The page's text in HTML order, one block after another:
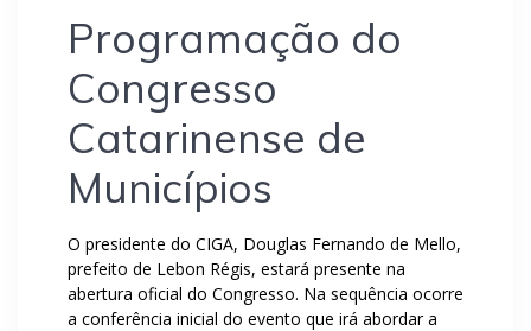
Programação do
Congresso
Catarinense de
Municípios
O presidente do CIGA, Douglas Fernando de Mello,
prefeito de Lebon Régis, estará presente na
abertura oficial do Congresso. Na sequência ocorre
a conferência inicial do evento que irá abordar a